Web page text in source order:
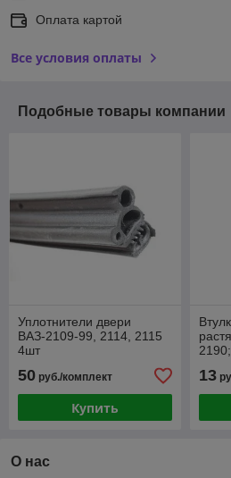
Оплата картой
Все условия оплаты
Подобные товары компании
Уплотнители двери
ВАЗ-2109-99, 2114, 2115
4шт
50 руб./комплект
Купить
13
О нас